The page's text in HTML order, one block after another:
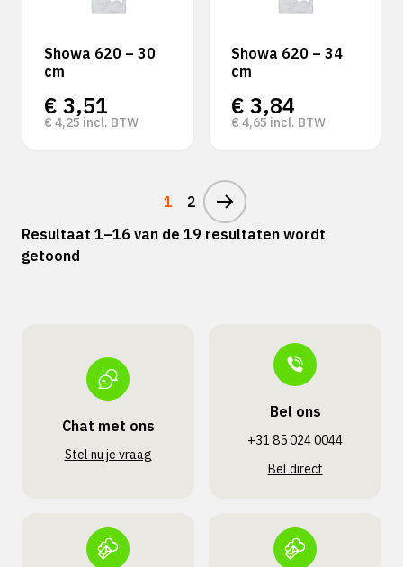
Showa 620 – 30
cm
€ 3,51
€ 4,25 incl. BTW
Showa 620 – 34
cm
€ 3,84
€ 4,65 incl. BTW
1
2
Resultaat 1–16 van de 19 resultaten wordt
getoond
Chat met ons
Stel nu je vraag
Bel ons
+31 85 024 0044
Bel direct